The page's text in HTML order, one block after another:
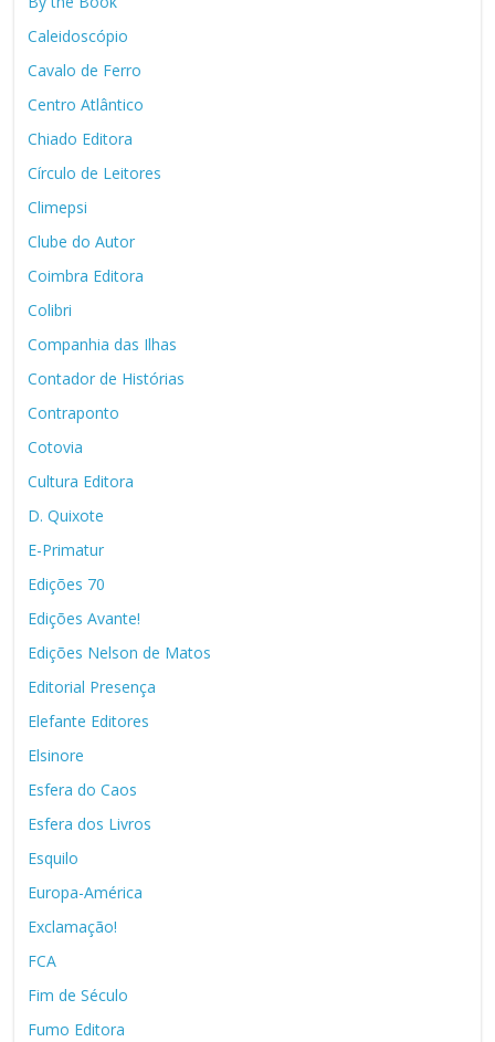
Caleidoscópio
Cavalo de Ferro
Centro Atlântico
Chiado Editora
Círculo de Leitores
Climepsi
Clube do Autor
Coimbra Editora
Colibri
Companhia das Ilhas
Contador de Histórias
Contraponto
Cotovia
Cultura Editora
D. Quixote
E-Primatur
Edições 70
Edições Avante!
Edições Nelson de Matos
Editorial Presença
Elefante Editores
Elsinore
Esfera do Caos
Esfera dos Livros
Esquilo
Europa-América
Exclamação!
FCA
Fim de Século
Fumo Editora